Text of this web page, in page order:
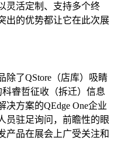
灵活定制、支持多个终
的优势都让它在此次展
除了QStore（店库）吸睛
睿哲征收（拆迁）信息
方案的QEdge One企业
员驻足询问，前瞻性的眼
产品在展会上广受关注和